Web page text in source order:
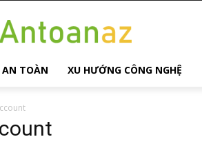
AN TOÀN XU HƯỚNG CÔNG NGHỆ